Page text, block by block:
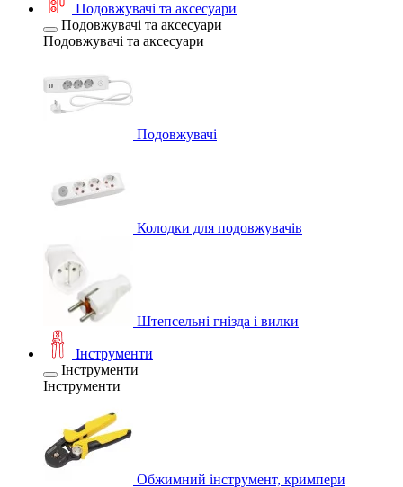
Подовжувачі та аксесуари
Подовжувачі та аксесуари
Подовжувачі та аксесуари
Подовжувачі
Колодки для подовжувачів
Штепсельні гнізда і вилки
Інструменти
Інструменти
Інструменти
Обжимний інструмент, кримпери